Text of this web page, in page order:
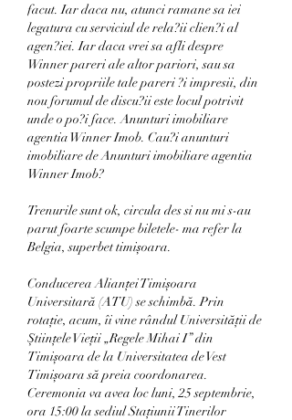
facut. Iar daca nu, atunci ramane sa iei
legatura cu serviciul de rela?ii clien?i al
agen?iei. Iar daca vrei sa afli despre
Winner pareri ale altor pariori, sau sa
postezi propriile tale pareri ?i impresii, din
nou forumul de discu?ii este locul potrivit
unde o po?i face. Anunturi imobiliare
agentia Winner Imob. Cau?i anunturi
imobiliare de Anunturi imobiliare agentia
Winner Imob?
Trenurile sunt ok, circula des si nu mi s-au
parut foarte scumpe biletele- ma refer la
Belgia, superbet timișoara.
Conducerea Alianței Timișoara
Universitară (ATU) se schimbă. Prin
rotație, acum, îi vine rândul Universității de
Științele Vieții „Regele Mihai I” din
Timișoara de la Universitatea de Vest
Timișoara să preia coordonarea.
Ceremonia va avea loc luni, 25 septembrie,
ora 15:00 la sediul Stațiunii Tinerilor